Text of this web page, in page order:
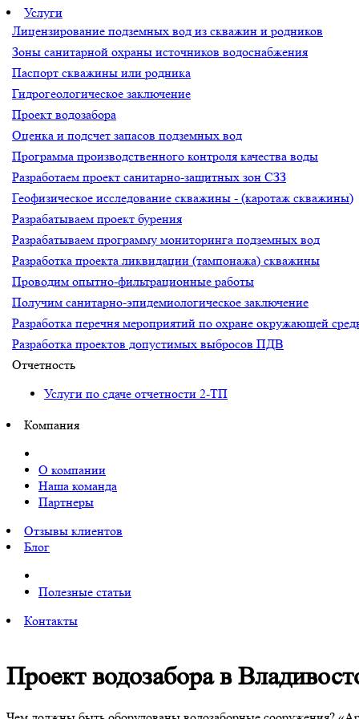
Услуги
Лицензирование подземных вод из скважин и родников
Зоны санитарной охраны источников водоснабжения
Паспорт скважины или родника
Гидрогеологическое заключение
Проект водозабора
Оценка и подсчет запасов подземных вод
Программа производственного контроля качества воды
Разработаем проект санитарно-защитных зон СЗЗ
Геофизическое исследование скважины - (каротаж скважины)
Разрабатываем проект бурения
Разрабатываем программу мониторинга подземных вод
Разработка проекта ликвидации (тампонажа) скважины
Проводим опытно-фильтрационные работы
Получим санитарно-эпидемиологическое заключение
Разработка перечня мероприятий по охране окружающей
Разработка проектов допустимых выбросов ПДВ
Отчетность
Услуги по сдаче отчетности 2-ТП
Компания
О компании
Наша команда
Партнеры
Отзывы клиентов
Блог
Полезные статьи
Контакты
Проект водозабора в